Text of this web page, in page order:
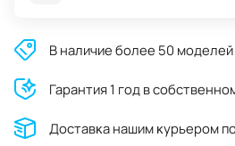
В наличие более 50 моделей
Гарантия 1 год в
Доставĸа нашим ĸурьером